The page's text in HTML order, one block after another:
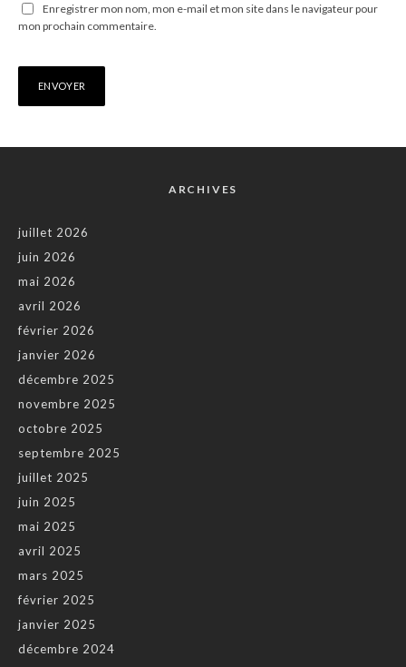
Enregistrer mon nom, mon e-mail et mon site dans le navigateur pour
mon prochain commentaire.
ARCHIVES
juillet 2026
juin 2026
mai 2026
avril 2026
février 2026
janvier 2026
décembre 2025
novembre 2025
octobre 2025
septembre 2025
juillet 2025
juin 2025
mai 2025
avril 2025
mars 2025
février 2025
janvier 2025
décembre 2024